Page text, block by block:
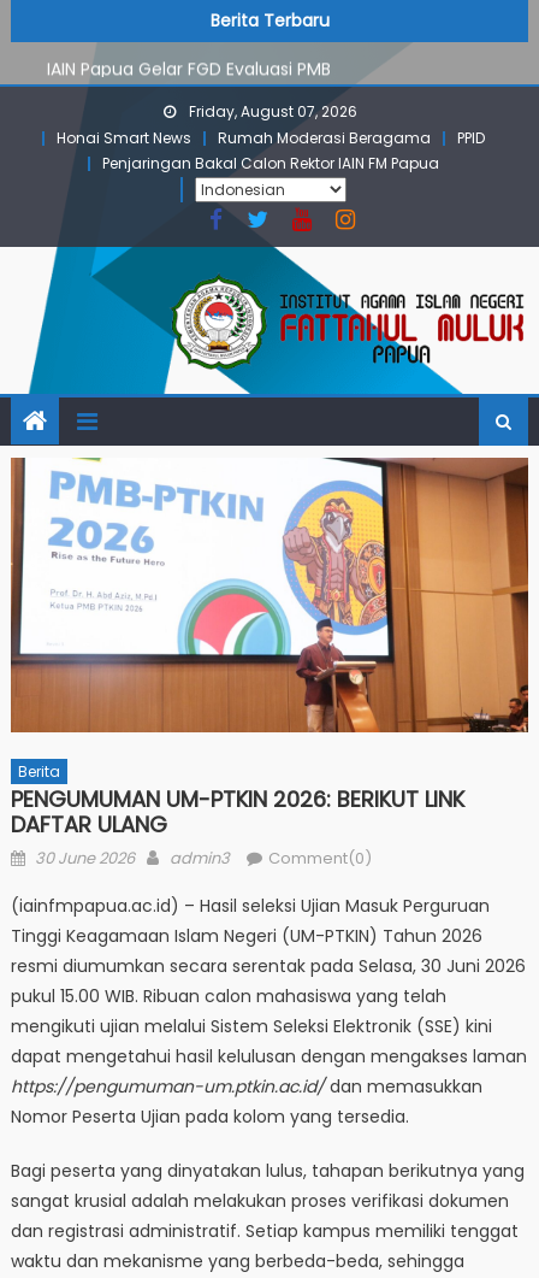
to
content
Berita Terbaru
IAIN Papua Gelar FGD Evaluasi PMB
KKN IAIN Papua: Kelompok Skow Sae Kolaborasi dengan
KKN UGM dan Uncen
Para Mahasiswa PGMI IAIN Papua Tembus Jurnal
Terindeks Google Scholar
Pembekalan KKN: Bangun Komunikasi Aktif dengan
Masyarakat
PMB Jalur Mandiri: Peserta Ujian Dari Lanny Jaya Hingga
Maluku
Friday, August 07, 2026
Honai Smart News
Rumah Moderasi Beragama
PPID
Penjaringan Bakal Calon Rektor IAIN FM Papua
Berita
PENGUMUMAN UM-PTKIN 2026: BERIKUT LINK
DAFTAR ULANG
Posted
30 June 2026 Author
admin3 Comment(0)
(iainfmpapua.ac.id) – Hasil seleksi Ujian Masuk Perguruan
Tinggi Keagamaan Islam Negeri (UM-PTKIN) Tahun 2026
resmi diumumkan secara serentak pada Selasa, 30 Juni 2026
pukul 15.00 WIB. Ribuan calon mahasiswa yang telah
mengikuti ujian melalui Sistem Seleksi Elektronik (SSE) kini
dapat mengetahui hasil kelulusan dengan mengakses laman
https://pengumuman-um.ptkin.ac.id/dan memasukkan
Nomor Peserta Ujian pada kolom yang tersedia.
​Bagi peserta yang dinyatakan lulus, tahapan berikutnya yang
sangat krusial adalah melakukan proses verifikasi dokumen
dan registrasi administratif. Setiap kampus memiliki tenggat
waktu dan mekanisme yang berbeda-beda, sehingga